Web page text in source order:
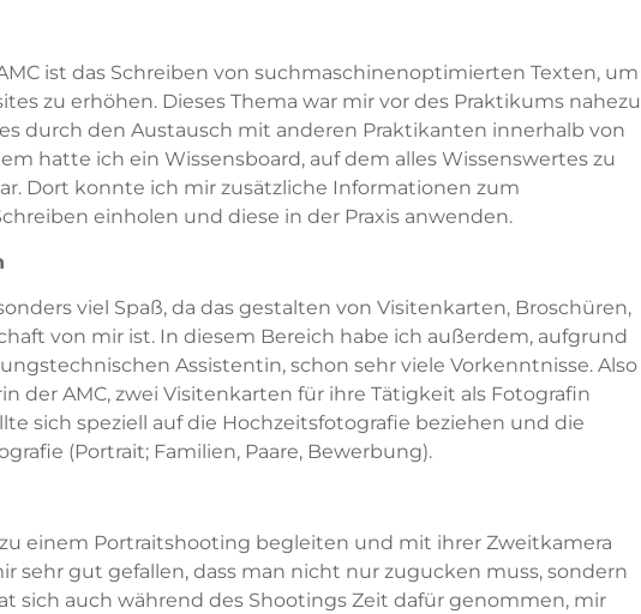
ist das Schreiben von suchmaschinenoptimierten Texten, um
zu erhöhen. Dieses Thema war mir vor des Praktikums nahezu
durch den Austausch mit anderen Praktikanten innerhalb von
hatte ich ein Wissensboard, auf dem alles Wissenswertes zu
Dort konnte ich mir zusätzliche Informationen zum
einholen und diese in der Praxis anwenden.
viel Spaß, da das gestalten von Visitenkarten, Broschüren,
von mir ist. In diesem Bereich habe ich außerdem, aufgrund
Assistentin, schon sehr viele Vorkenntnisse. Also
der AMC, zwei Visitenkarten für ihre Tätigkeit als Fotografin
sich speziell auf die Hochzeitsfotografie beziehen und die
(Portrait; Familien, Paare, Bewerbung).
einem Portraitshooting begleiten und mit ihrer Zweitkamera
sehr gut gefallen, dass man nicht nur zugucken muss, sondern
sich auch während des Shootings Zeit dafür genommen, mir